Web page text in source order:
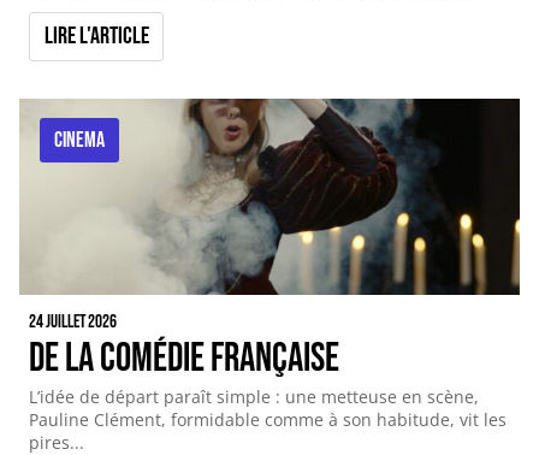
Lire l'article
CINEMA
24 juillet 2026
De la comédie française
L’idée de départ paraît simple : une metteuse en scène,
Pauline Clément, formidable comme à son habitude, vit les
pires...